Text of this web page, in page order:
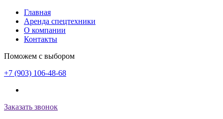
Главная
Аренда спецтехники
О компании
Контакты
Поможем с выбором
+7 (903) 106-48-68
Заказать звонок